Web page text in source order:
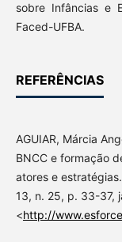
sobre Infâncias e
Faced-UFBA.
REFERÊNCIAS
AGUIAR, Márcia
BNCC e formação
atores e
13, n. 25, p. 33-37,
<http://